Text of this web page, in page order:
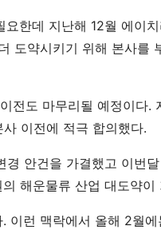
한데 지난해 12월 에이
도약시키기 위해 본사를
전도 마무리될 예정이다.
이전에 적극 합의했다.
안건을 가결했고 이번
해운물류 산업 대도약이
이런 맥락에서 올해 2월